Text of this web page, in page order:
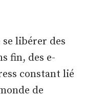
libérer des
fin, des e-
constant lié
de